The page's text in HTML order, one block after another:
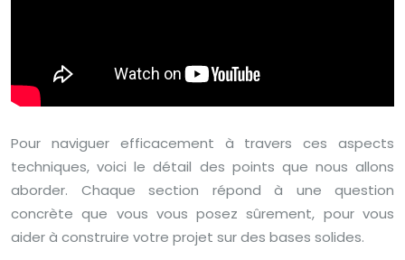
Pour naviguer efficacement à travers ces aspects
techniques, voici le détail des points que nous allons
aborder. Chaque section répond à une question
concrète que vous vous posez sûrement, pour vous
aider à construire votre projet sur des bases solides.